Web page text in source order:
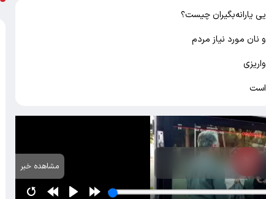
یارانه‌بگیران چیست؟
مورد نیاز مردم
است
مشاهده خبر